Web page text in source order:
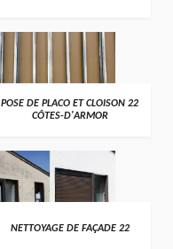
POSE DE PLACO ET CLOISON 22
CÔTES-D'ARMOR
NETTOYAGE DE FAÇADE 22